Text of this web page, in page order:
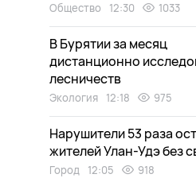
Общество 12:30 1033
В Бурятии за месяц
дистанционно
лесничеств
Экология 12:18 975
Нарушители 53 раза
жителей Улан-Удэ без
Город 12:05 918